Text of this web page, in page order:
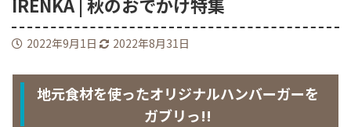
2022年9月1日 2022年8月31日
地元食材を使ったオリジナルハンバーガーを
ガブリっ!!